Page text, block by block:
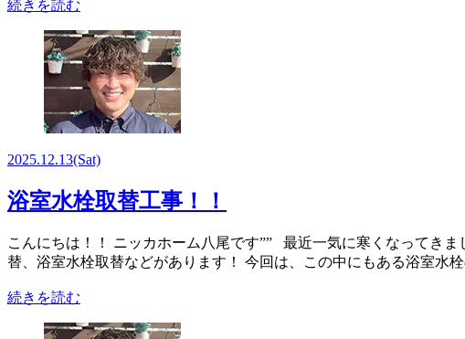
続きを読む
2025.12.13(Sat)
浴室水栓取替工事！！
こんにちは！！ ニッカホーム八尾です”” 最近一気に寒くなってき
替、浴室水栓取替などがあります！ 今回は
続きを読む